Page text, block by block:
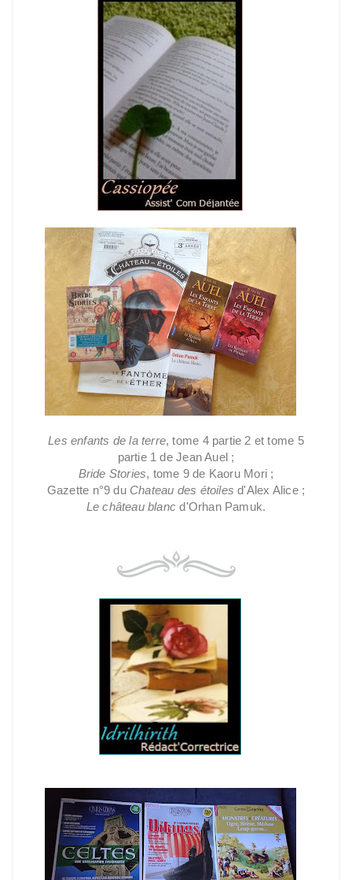
Les enfants de la terre, tome 4 partie 2 et tome 5
partie 1 de Jean Auel ;
Bride Stories, tome 9 de Kaoru Mori ;
Gazette n°9 du Chateau des étoiles d'Alex Alice ;
Le château blanc d'Orhan Pamuk.